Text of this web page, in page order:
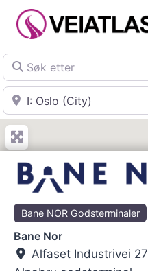
Skip
Søk etter
Nær
Bane NOR Godsterminaler
Bane Nor
Alfaset Industrivei 27